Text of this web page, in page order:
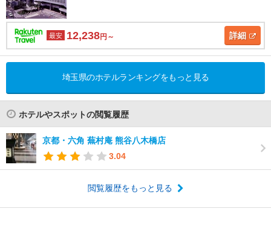
最安 12,238円～ 詳細
埼玉県のホテルランキングをもっと見る
ホテルやスポットの閲覧履歴
京都・六角 蕪村庵 熊谷八木橋店
3.04
閲覧履歴をもっと見る